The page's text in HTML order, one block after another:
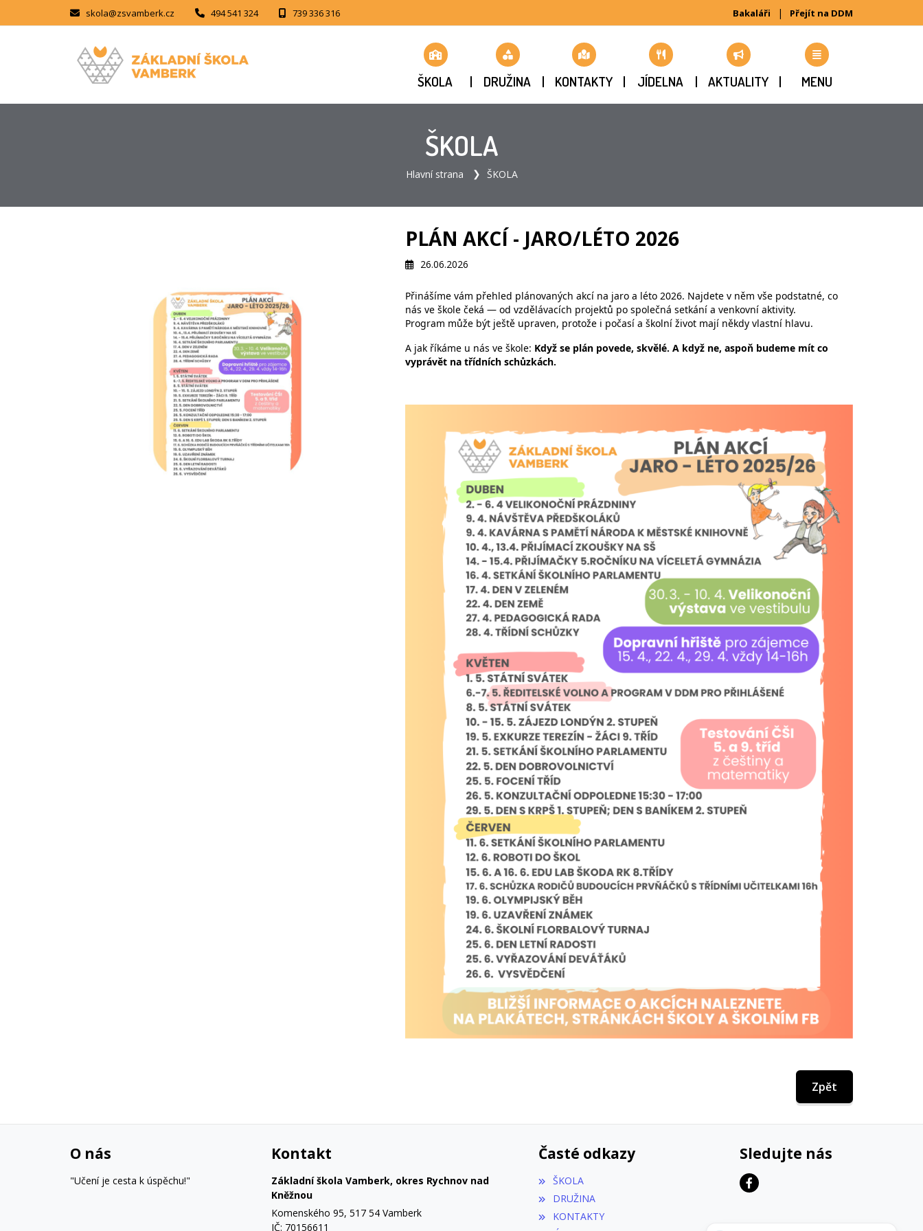
skola@zsvamberk.cz 494 541 324 739 336 316 Bakaláři | Přejít na DDM
ŠKOLA DRUŽINA KONTAKTY JÍDELNA AKTUALITY MENU
ŠKOLA
Hlavní strana ŠKOLA
PLÁN AKCÍ - JARO/LÉTO 2026
26.06.2026
Přinášíme vám přehled plánovaných akcí na jaro a léto 2026. Najdete v něm vše podstatné, co
nás ve škole čeká — od vzdělávacích projektů po společná setkání a venkovní aktivity.
Program může být ještě upraven, protože i počasí a školní život mají někdy vlastní hlavu.
A jak říkáme u nás ve škole: Když se plán povede, skvělé. A když ne, aspoň budeme mít co
vyprávět na třídních schůzkách.
Zpět
O nás
"Učení je cesta k úspěchu!"
Kontakt
Základní škola Vamberk, okres Rychnov nad
Kněžnou
Komenského 95, 517 54 Vamberk
IČ: 70156611
Časté odkazy
ŠKOLA
DRUŽINA
KONTAKTY
Sledujte nás